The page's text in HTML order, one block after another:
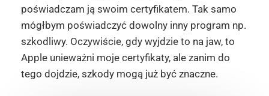
poświadczam ją swoim certyfikatem. Tak samo
mógłbym poświadczyć dowolny inny program np.
szkodliwy. Oczywiście, gdy wyjdzie to na jaw, to
Apple unieważni moje certyfikaty, ale zanim do
tego dojdzie, szkody mogą już być znaczne.